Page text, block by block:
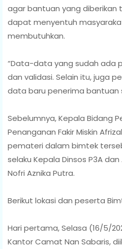
agar bantuan yang diberikan
dapat menyentuh
membutuhkan.
“Data-data yang sudah ada
dan validasi. Selain itu, juga
data baru penerima bantuan
Sebelumnya, Kepala Bidang
Penanganan Fakir Miskin
pemateri dalam bimtek
selaku Kepala Dinsos P3A
Nofri Aznika Putra.
Berikut lokasi dan peserta
Hari pertama, Selasa (16/5/
Kantor Camat Nan Sabaris,